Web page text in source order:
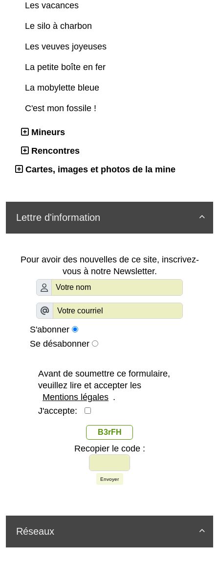
Les vacances
Le silo à charbon
Les veuves joyeuses
La petite boîte en fer
La mobylette bleue
C'est mon fossile !
Mineurs
Rencontres
Cartes, images et photos de la mine

Lettre d'information
Pour avoir des nouvelles de ce site, inscrivez-
vous à notre Newsletter.
S'abonner
Se désabonner
Avant de soumettre ce formulaire,
veuillez lire et accepter les
Mentions légales .
J'accepte:
B3rFH
Recopier le code :
Envoyer

Réseaux